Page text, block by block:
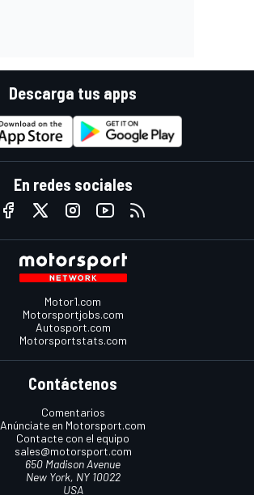
Descarga tus apps
En redes sociales
Motor1.com
Motorsportjobs.com
Autosport.com
Motorsportstats.com
Contáctenos
Comentarios
Anúnciate en Motorsport.com
Contacte con el equipo
sales@motorsport.com
650 Madison Avenue
New York, NY 10022
USA